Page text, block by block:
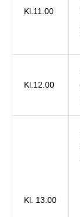
Kl.11.00
Kl.12.00
Kl. 13.00